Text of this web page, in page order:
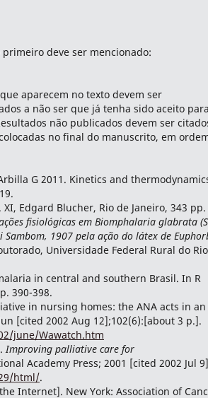
deve ser mencionado:
aparecem no texto devem ser
a não ser que já tenha sido aceito
não publicados devem ser
no final do manuscrito, em
G 2011. Kinetics and
XI, Edgard Blucher, Rio de Janeiro, 343 pp.
fisiológicas em Biomphalaria glabrata
1907 pela ação do látex de
Universidade Federal Rural do
in central and southern Brasil. In R
390-398.
in nursing homes: the ANA acts in an
[cited 2002 Aug 12];102(6):[about 3 p.].
june/Wawatch.htm
Improving palliative care for
Academy Press; 2001 [cited 2002 Jul
html/.
Internet]. New York: Association of